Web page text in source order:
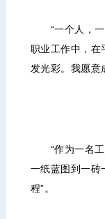
“一个人，一
职业工作中，在
发光彩。我愿意
“作为一名工
一纸蓝图到一砖
程”。